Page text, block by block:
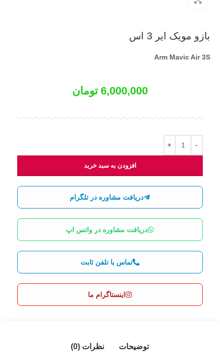
بازو مویک ایر 3 اس
Arm Mavic Air 3S
6,000,000 تومان
افزودن به سبد خرید
دریافت مشاوره در تلگرام
دریافت مشاوره در واتس اپ
تماس با تلفن ثابت
اینستاگرام ما
توضیحات نظرات (0)